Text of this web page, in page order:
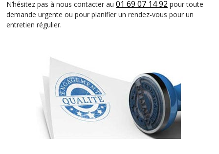
N’hésitez pas à nous contacter au 01 69 07 14 92 pour toute
demande urgente ou pour planifier un rendez-vous pour un
entretien régulier.